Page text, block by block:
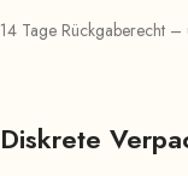
14 Tage Rückgaberecht
Diskrete